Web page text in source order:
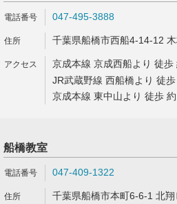
047-495-3888
千葉県船橋市西船4-14-12
京成本線 京成西船より 徒歩
JR武蔵野線 西船橋より 徒
京成本線 東中山より 徒歩
船橋教室
047-409-1322
千葉県船橋市本町6-6-1 北翔